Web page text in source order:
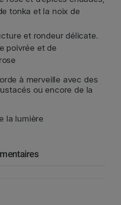
tonka et la noix de
et rondeur délicate.
poivrée et de
à merveille avec des
ou encore de la
la lumière